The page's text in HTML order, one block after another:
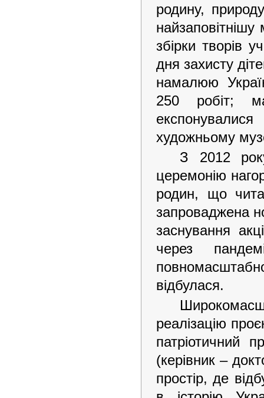
родину,
збірки творів
дня захисту
намалюю
250 робіт;
художньому
З 2012
церемонію
родин, що
запроваджена
заснування
через
відбулася.
реалізацію
патріотичний
(керівник –
простір, де